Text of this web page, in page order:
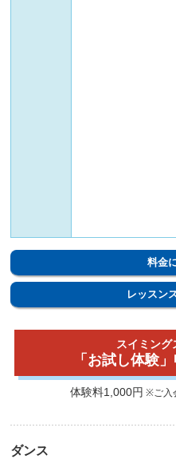
料金
レッスン
スイミング
「お試し体験
体験料1,000円 ※ご入
ダンス